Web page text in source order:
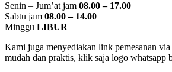
Senin – Jum’at jam 08.00 – 17.00
Sabtu jam 08.00 – 14.00
Minggu LIBUR
Kami juga menyediakan link pemesanan
mudah dan praktis, klik saja logo whatsapp